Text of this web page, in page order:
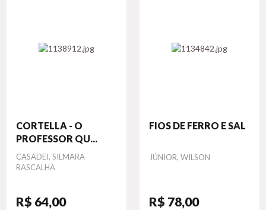
CORTELLA - O
PROFESSOR QU...
Autor
CASADEI, SILMARA
RASCALHA
R$ 64,00
FIOS DE FERRO E SAL
Autor
JÚNIOR, WILSON
R$ 78,00